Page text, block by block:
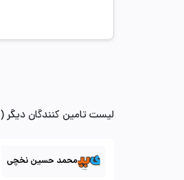
لیست تامین کنندگان دیگر (6)
محمد حسین نخچی